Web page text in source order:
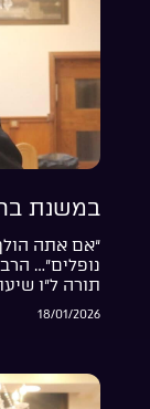
במשנת
“אם אתה
נופלים”…
תורה ל”ו
18/01/2026